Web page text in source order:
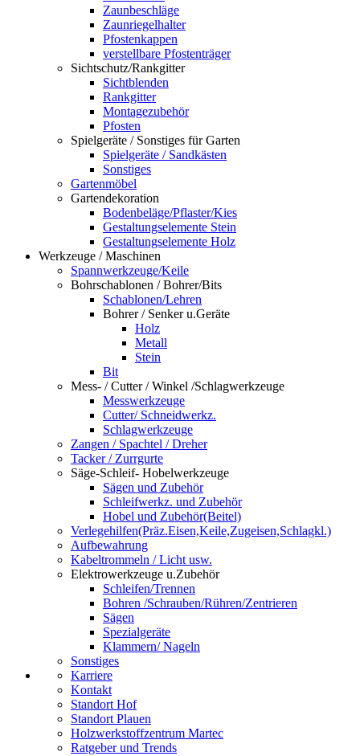
Zaunbeschläge
Zaunriegelhalter
Pfostenkappen
verstellbare Pfostenträger
Sichtschutz/Rankgitter
Sichtblenden
Rankgitter
Montagezubehör
Pfosten
Spielgeräte / Sonstiges für Garten
Spielgeräte / Sandkästen
Sonstiges
Gartenmöbel
Gartendekoration
Bodenbeläge/Pflaster/Kies
Gestaltungselemente Stein
Gestaltungselemente Holz
Werkzeuge / Maschinen
Spannwerkzeuge/Keile
Bohrschablonen / Bohrer/Bits
Schablonen/Lehren
Bohrer / Senker u.Geräte
Holz
Metall
Stein
Bit
Mess- / Cutter / Winkel /Schlagwerkzeuge
Messwerkzeuge
Cutter/ Schneidwerkz.
Schlagwerkzeuge
Zangen / Spachtel / Dreher
Tacker / Zurrgurte
Säge-Schleif- Hobelwerkzeuge
Sägen und Zubehör
Schleifwerkz. und Zubehör
Hobel und Zubehör(Beitel)
Verlegehilfen(Präz.Eisen,Keile,Zugeisen,Schlagkl.)
Aufbewahrung
Kabeltrommeln / Licht usw.
Elektrowerkzeuge u.Zubehör
Schleifen/Trennen
Bohren /Schrauben/Rühren/Zentrieren
Sägen
Spezialgeräte
Klammern/ Nageln
Sonstiges
Karriere
Kontakt
Standort Hof
Standort Plauen
Holzwerkstoffzentrum Martec
Ratgeber und Trends